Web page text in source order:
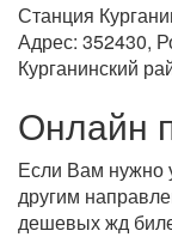
Станция
Адрес: 352430,
Курганинский
Онлайн
Если Вам нужно
другим
дешевых жд